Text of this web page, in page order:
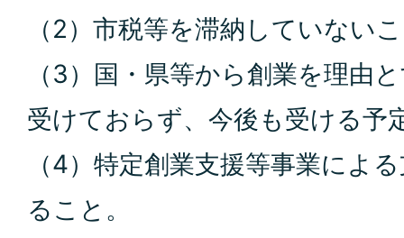
（2）市税等を滞納していない
（3）国・県等から創業を理由
受けておらず、今後も受ける予
（4）特定創業支援等事業によ
ること。